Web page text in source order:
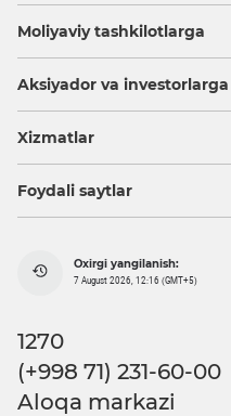
Moliyaviy tashkilotlarga
Aksiyador va investorlarga
Xizmatlar
Foydali saytlar
Oxirgi yangilanish:
7 August 2026, 12:16 (GMT+5)
1270
(+998 71) 231-60-00
Aloqa markazi